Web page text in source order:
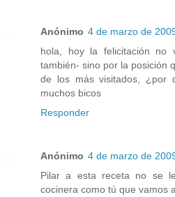
Anónimo 4 de marzo de
hola, hoy la felicitación no
también- sino por la posición
de los más visitados, ¿por
muchos bicos
Responder
Anónimo 4 de marzo de
Pilar a esta receta no se
cocinera como tú que vamos